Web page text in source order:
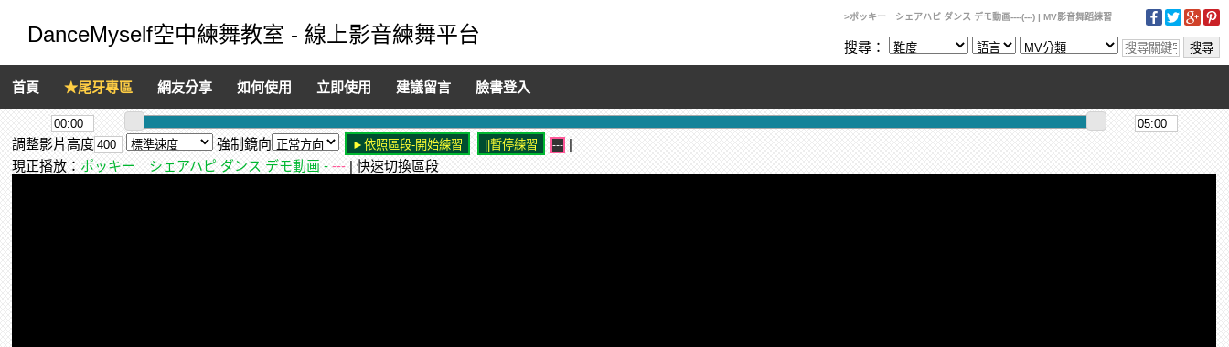
DanceMyself空中練舞教室 - 線上影音練舞平台
>ポッキー シェアハピ ダンス デモ動画----(---) | MV影音舞蹈練習
搜尋：
首頁 ★尾牙專區 網友分享 如何使用 立即使用 建議留言 臉書登入
調整影片高度 強制鏡向 --- |
現正播放： ポッキー シェアハピ ダンス デモ動画 ---- | 快速切換區段